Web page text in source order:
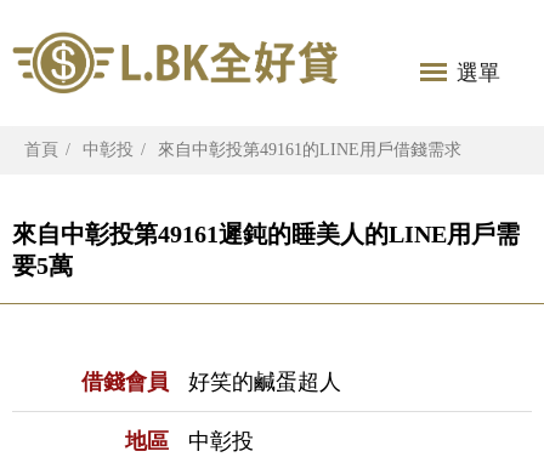
選單
首頁 中彰投 來自中彰投第49161的LINE用戶借錢需求
來自中彰投第49161遲鈍的睡美人的LINE用戶需
要5萬
借錢會員 好笑的鹹蛋超人
地區 中彰投